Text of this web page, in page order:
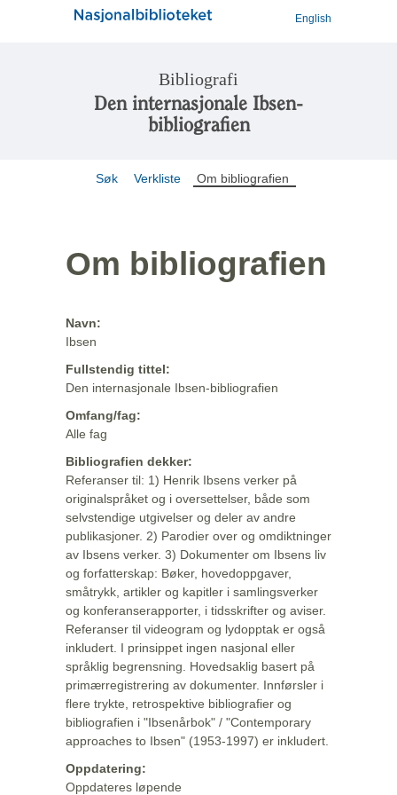
English
Bibliografi
Den internasjonale Ibsen-
bibliografien
Søk Verkliste Om bibliografien
Om bibliografien
Navn:
Ibsen
Fullstendig tittel:
Den internasjonale Ibsen-bibliografien
Omfang/fag:
Alle fag
Bibliografien dekker:
Referanser til: 1) Henrik Ibsens verker på
originalspråket og i oversettelser, både som
selvstendige utgivelser og deler av andre
publikasjoner. 2) Parodier over og omdiktninger
av Ibsens verker. 3) Dokumenter om Ibsens liv
og forfatterskap: Bøker, hovedoppgaver,
småtrykk, artikler og kapitler i samlingsverker
og konferanserapporter, i tidsskrifter og aviser.
Referanser til videogram og lydopptak er også
inkludert. I prinsippet ingen nasjonal eller
språklig begrensning. Hovedsaklig basert på
primærregistrering av dokumenter. Innførsler i
flere trykte, retrospektive bibliografier og
bibliografien i "Ibsenårbok" / "Contemporary
approaches to Ibsen" (1953-1997) er inkludert.
Oppdatering:
Oppdateres løpende